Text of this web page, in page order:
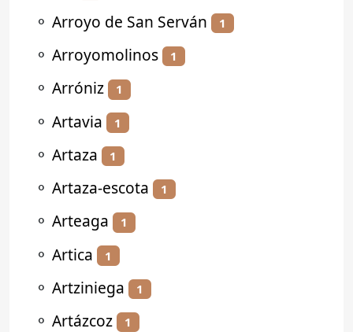
⚬ Arroyo de San Serván 1
⚬ Arroyomolinos 1
⚬ Arróniz 1
⚬ Artavia 1
⚬ Artaza 1
⚬ Artaza-escota 1
⚬ Arteaga 1
⚬ Artica 1
⚬ Artziniega 1
⚬ Artázcoz 1